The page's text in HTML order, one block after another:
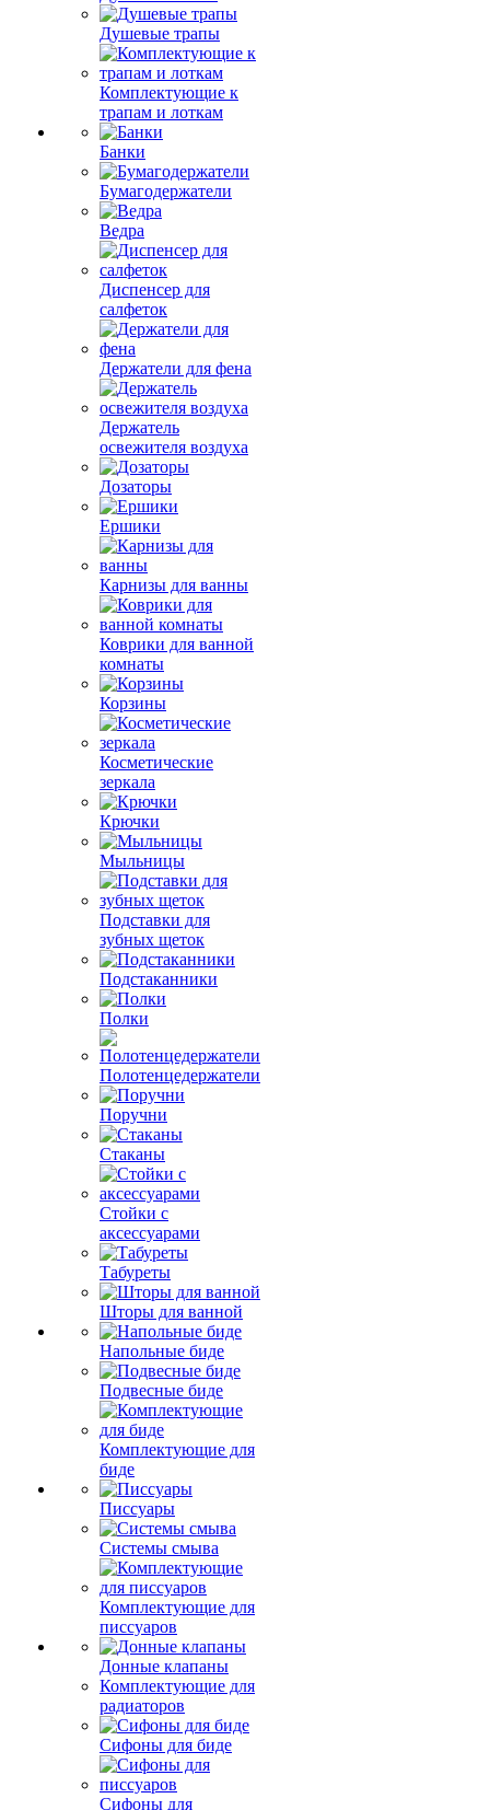
Душевые трапы
Комплектующие к
трапам и лоткам
Банки
Бумагодержатели
Ведра
Диспенсер для
салфеток
Держатели для фена
Держатель
освежителя воздуха
Дозаторы
Ершики
Карнизы для ванны
Коврики для ванной
комнаты
Корзины
Косметические
зеркала
Крючки
Мыльницы
Подставки для
зубных щеток
Подстаканники
Полки
Полотенцедержатели
Поручни
Стаканы
Стойки с
аксессуарами
Табуреты
Шторы для ванной
Напольные биде
Подвесные биде
Комплектующие для
биде
Писсуары
Системы смыва
Комплектующие для
писсуаров
Донные клапаны
Комплектующие для
радиаторов
Сифоны для биде
Сифоны для